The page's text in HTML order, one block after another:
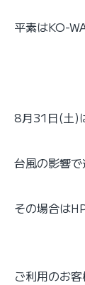
平素はKO-
8月31日(土)
台風の影響
その場合は
ご利用のお